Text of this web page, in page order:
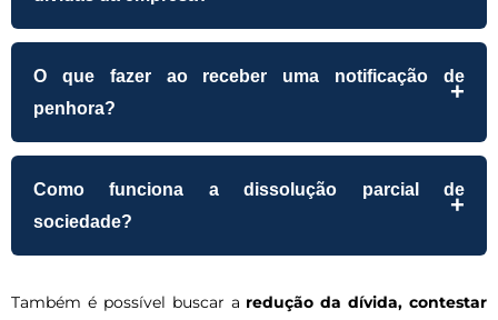
O que fazer ao receber uma notificação de
penhora?
Como funciona a dissolução parcial de
sociedade?
Também é possível buscar a redução da dívida, contestar